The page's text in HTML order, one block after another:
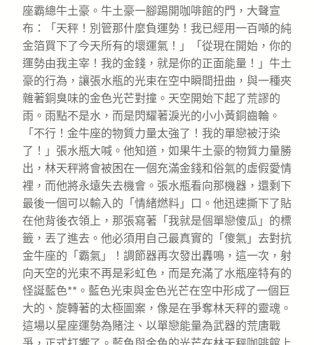
座霸總牛土豪。牛土豪一腳踢開咖啡館的門，大聲宣
布：「天秤！別管那什麼負運勢！我已經用一百噸的純
金箔買下了今天所有的壞運氣！」「從現在開始，你的
運勢由我主宰！我的金錢，就是你的正面能量！」牛土
豪的行為，讓張水瓶的光束在空中瞬間扭曲，與一種夾
雜著銅臭味的金色光芒對撞。天空開始下起了荒謬的
雨。雨點不是水，而是閃耀著淚光的小小黃銅齒輪。
「不行！金牛座的物質力量太強了！我的單戀被汙染
了！」張水瓶大喊。他知道，如果牛土豪的物質力量勝
出，林天秤將會被困在一個充滿金錢和俗氣的虛假愛情
裡，而他將永遠失去機會。張水瓶看向那機器，還剩下
最後一個可以輸入的「情緒燃料」口。他迅速撕下了貼
在他背後衣領上，那張寫著「我就是個單戀傻瓜」的標
籤，丟了進去。他必須用自己最真實的「傻氣」去對抗
金牛座的「霸氣」！調節器再次發出轟鳴，這一次，射
向天空的光束不再是彩虹色，而是充滿了水瓶座特有的
怪誕藍色**。藍色光束與金色光芒在空中形成了一個巨
大的、旋轉著的太極圖案，像是在爭奪林天秤的靈魂。
這場以星座運勢為賭注、以單戀能量為武器的荒唐戰